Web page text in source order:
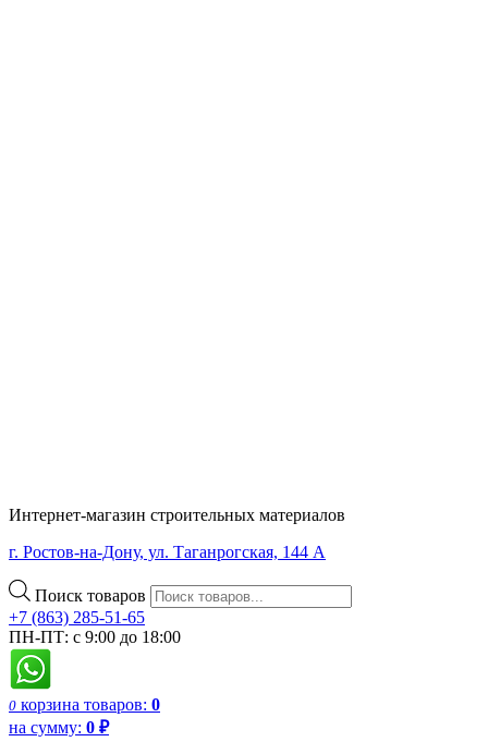
Интернет-магазин строительных материалов
г. Ростов-на-Дону, ул. Таганрогская, 144 А
Поиск товаров
+7 (863) 285-51-65
ПН-ПТ: с 9:00 до 18:00
0 корзина товаров: 0
на сумму: 0 ₽